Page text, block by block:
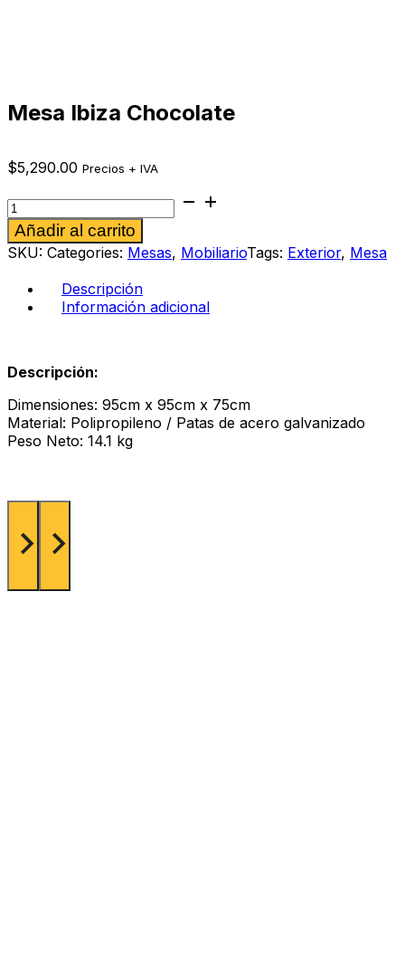
Mesa Ibiza Chocolate
$5,290.00 Precios + IVA
Mesa
Ibiza
Chocolate
cantidad
Añadir al carrito
SKU: Categories: Mesas, MobiliarioTags: Exterior, Mesa
Descripción
Información adicional
Descripción:
Dimensiones: 95cm x 95cm x 75cm
Material: Polipropileno / Patas de acero galvanizado
Peso Neto: 14.1 kg